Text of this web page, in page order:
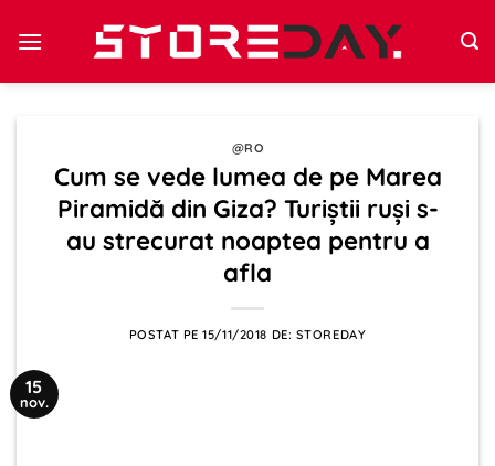
@RO
Cum se vede lumea de pe Marea
Piramidă din Giza? Turiştii ruşi s-
au strecurat noaptea pentru a
afla
POSTAT PE15/11/2018 DE: STOREDAY
15
nov.